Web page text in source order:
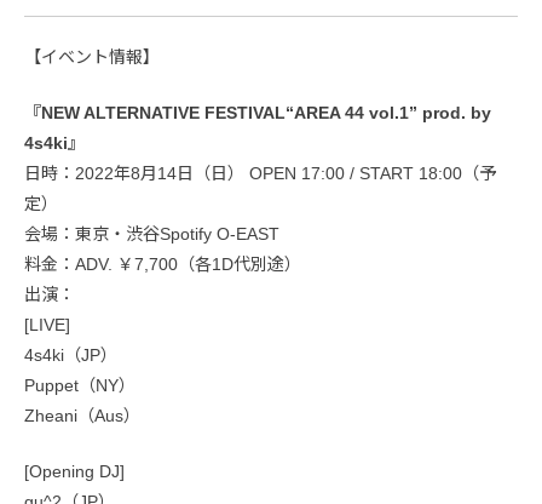
【イベント情報】
『NEW ALTERNATIVE FESTIVAL“AREA 44 vol.1” prod. by
4s4ki』
日時：2022年8月14日（日） OPEN 17:00 / START 18:00（予
定）
会場：東京・渋谷Spotify O-EAST
料金：ADV. ￥7,700（各1D代別途）
出演：
[LIVE]
4s4ki（JP）
Puppet（NY）
Zheani（Aus）
[Opening DJ]